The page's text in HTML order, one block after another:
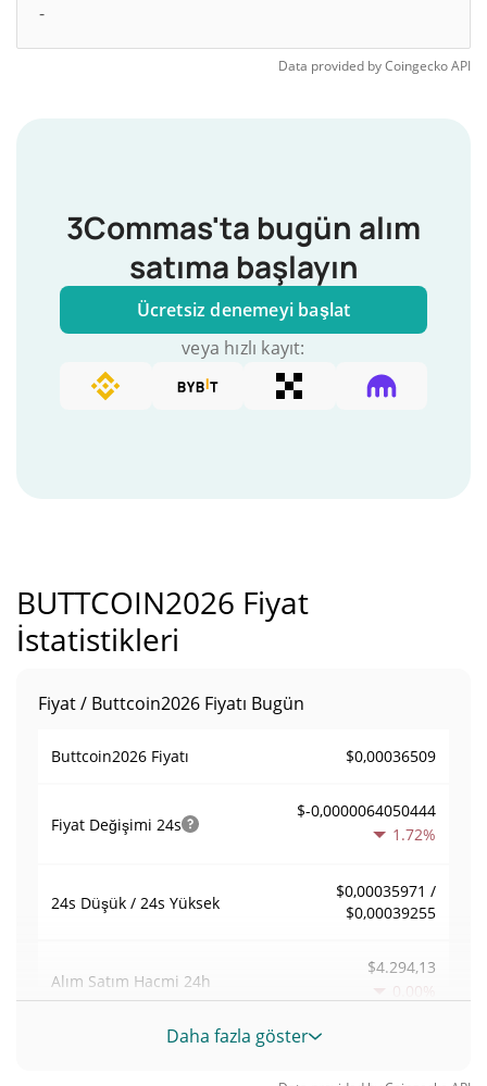
-
Data provided byCoingeckoAPI
3Commas'ta bugün alım
satıma başlayın
Ücretsiz denemeyi başlat
veya hızlı kayıt:
BUTTCOIN2026 Fiyat
İstatistikleri
Fiyat / Buttcoin2026 Fiyatı Bugün
Buttcoin2026 Fiyatı $0,00036509
Fiyat Değişimi 24s
$-0,0000064050444
1.72%
24s Düşük / 24s Yüksek
$0,00035971 /
$0,00039255
Alım Satım Hacmi 24h
$4.294,13
0.00%
Hacim / Piyasa Değeri
Daha fazla göster